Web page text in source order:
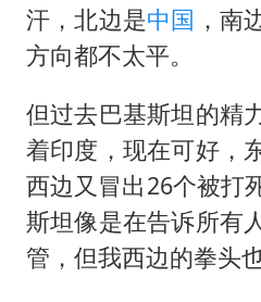
汗，北边是中国 ，南
方向都不太平。
但过去巴基斯坦的精
着印度，现在可好，
西边又冒出26个被打
斯坦像是在告诉所有
管，但我西边的拳头